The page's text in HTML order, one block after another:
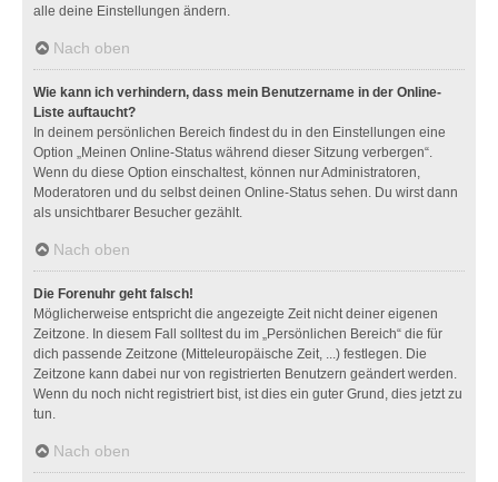
alle deine Einstellungen ändern.
Nach oben
Wie kann ich verhindern, dass mein Benutzername in der Online-
Liste auftaucht?
In deinem persönlichen Bereich findest du in den Einstellungen eine
Option „Meinen Online-Status während dieser Sitzung verbergen“.
Wenn du diese Option einschaltest, können nur Administratoren,
Moderatoren und du selbst deinen Online-Status sehen. Du wirst dann
als unsichtbarer Besucher gezählt.
Nach oben
Die Forenuhr geht falsch!
Möglicherweise entspricht die angezeigte Zeit nicht deiner eigenen
Zeitzone. In diesem Fall solltest du im „Persönlichen Bereich“ die für
dich passende Zeitzone (Mitteleuropäische Zeit, ...) festlegen. Die
Zeitzone kann dabei nur von registrierten Benutzern geändert werden.
Wenn du noch nicht registriert bist, ist dies ein guter Grund, dies jetzt zu
tun.
Nach oben